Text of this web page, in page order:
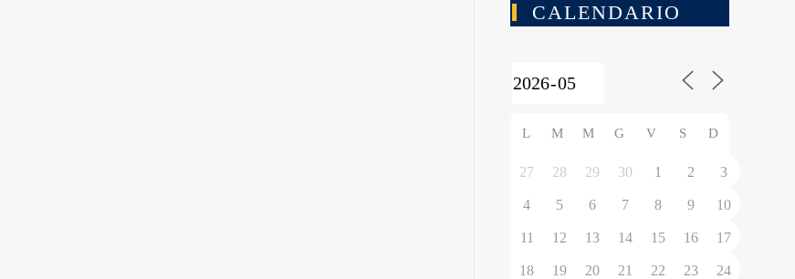
CALENDARIO
L M M G V S D
27 28 29 30 1 2 3
4 5 6 7 8 9 10
11 12 13 14 15 16 17
18 19 20 21 22 23 24